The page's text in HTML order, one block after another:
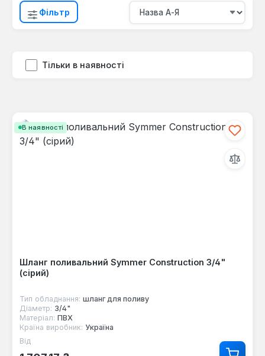
Фільтр
Тільки в наявності
В наявності
Шланг поливальний Symmer Construction 3/4"
(сірий)
Тип обладнання: шланг для поливу
Діаметр: 3/4"
Матеріал: ПВХ
Країна виробник: Україна
Звичайна ціна:
Від